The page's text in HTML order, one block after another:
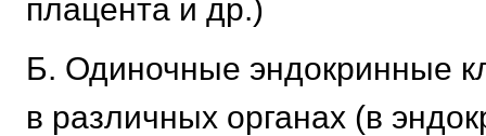
плацента и др.)
Б. Одиночные эндокринные
в различных органах (в